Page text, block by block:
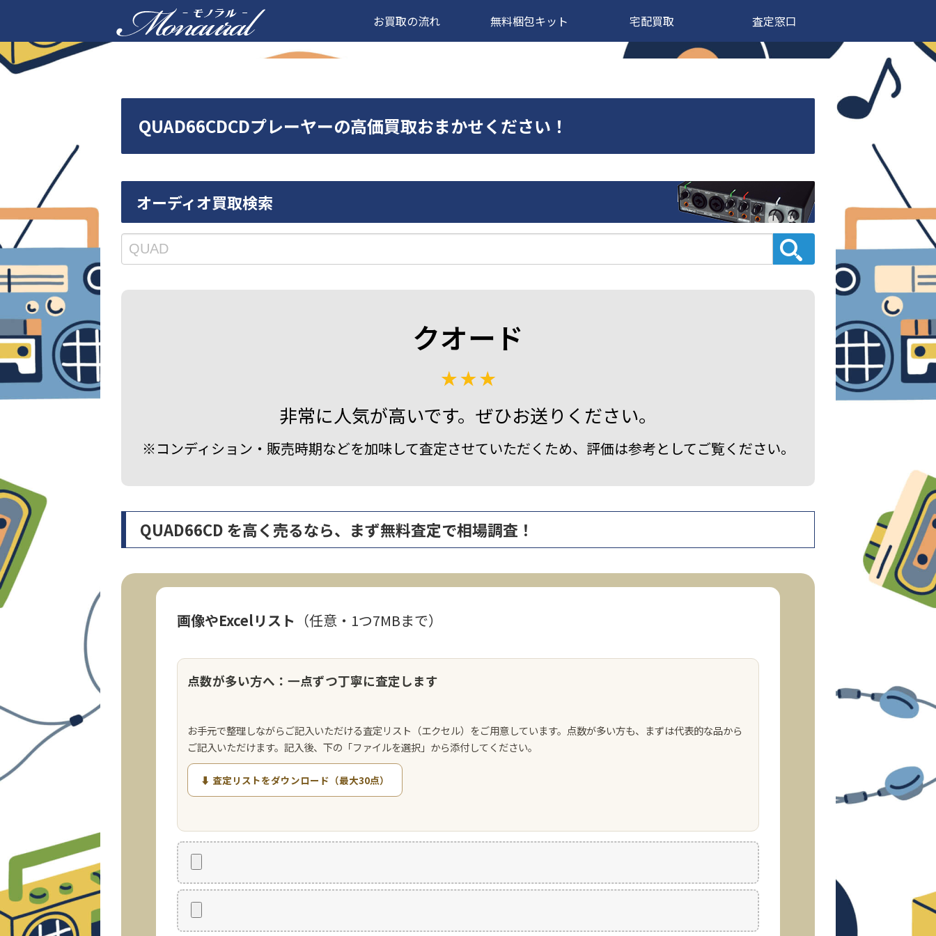
お買取の流れ 無料梱包キット 宅配買取 査定窓口
QUAD66CDCDプレーヤーの高価買取おまかせください！
オーディオ買取検索
クオード
非常に人気が高いです。ぜひお送りください。
※コンディション・販売時期などを加味して査定させていただくため、評価は参考としてご覧ください。
QUAD66CD を高く売るなら、まず無料査定で相場調査！
画像やExcelリスト （任意・1つ7MBまで）
点数が多い方へ：一点ずつ丁寧に査定します
お手元で整理しながらご記入いただける査定リスト（エクセル）をご用意しています。点数が多い方も、まずは代表的な品から
ご記入いただけます。記入後、下の「ファイルを選択」から添付してください。
⬇ 査定リストをダウンロード（最大30点）